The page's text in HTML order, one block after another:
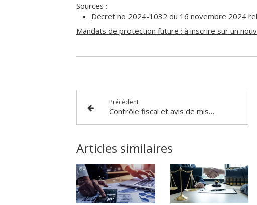
Sources :
Décret no 2024-1032 du 16 novembre 2024
Mandats de protection future : à inscrire sur un
Précédent
Contrôle fiscal et avis de mise en recouvrement : quel degré de précision ?
Articles similaires